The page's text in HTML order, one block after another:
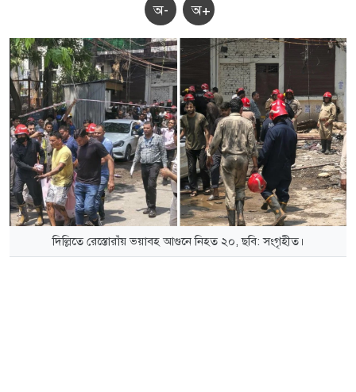
অ- অ+
দিল্লিতে রেস্তোরাঁয় ভয়াবহ আগুনে নিহত ২০, ছবি: সংগৃহীত।